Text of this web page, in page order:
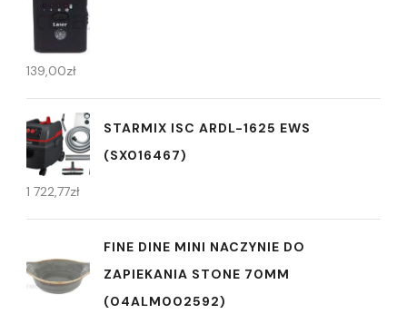
139,00zł
STARMIX ISC ARDL-1625 EWS
(SX016467)
1 722,77zł
FINE DINE MINI NACZYNIE DO
ZAPIEKANIA STONE 70MM
(04ALM002592)